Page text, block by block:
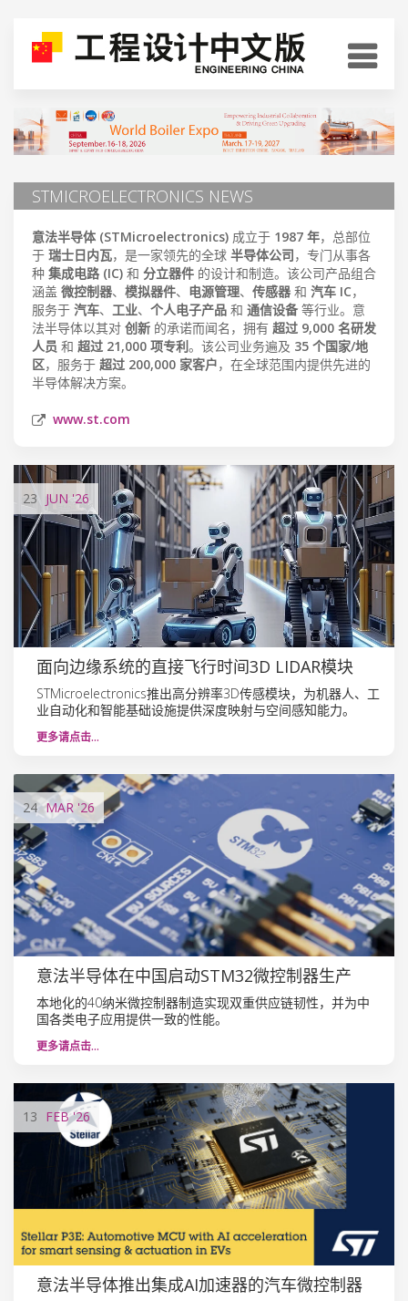
STMICROELECTRONICS NEWS
意法半导体 (STMicroelectronics) 成立于 1987 年，总部位
于 瑞士日内瓦，是一家领先的全球 半导体公司，专门从事各
种 集成电路 (IC) 和 分立器件 的设计和制造。该公司产品组合
涵盖 微控制器、 模拟器件、 电源管理、 传感器 和 汽车 IC，
服务于 汽车、 工业、 个人电子产品 和 通信设备等行业。意
法半导体以其对 创新 的承诺而闻名，拥有 超过 9,000 名研发
人员 和 超过 21,000 项专利。该公司业务遍及 35 个国家/地
区，服务于 超过 200,000 家客户，在全球范围内提供先进的
半导体解决方案。
www.st.com
23 JUN '26
面向边缘系统的直接飞行时间3D LIDAR模块
STMicroelectronics推出高分辨率3D传感模块，为机器人、工
业自动化和智能基础设施提供深度映射与空间感知能力。
更多请点击…
24 MAR '26
意法半导体在中国启动STM32微控制器生产
本地化的40纳米微控制器制造实现双重供应链韧性，并为中
国各类电子应用提供一致的性能。
更多请点击…
13 FEB'26
意法半导体推出集成AI加速器的汽车微控制器